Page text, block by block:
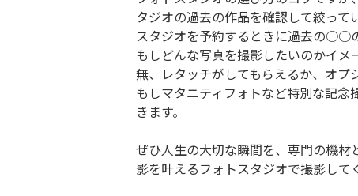
タジオの過去の作品を確認して絞って
スタジオを予約するときに過去の○○
もしどんな写真を撮影したいのかイ
無、レタッチがしてもらえるか、オプ
もしマタニティフォトなど特別な記
きます。
ぜひ人生の大切な瞬間を、専門の機
影を叶えるフォトスタジオで撮影して